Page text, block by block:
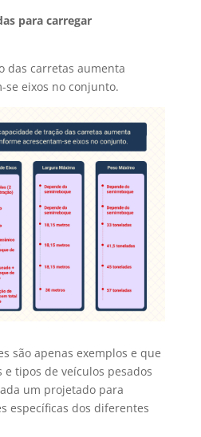
para carregar
das carretas aumenta
se eixos no conjunto.
são apenas exemplos e que
tipos de veículos pesados
um projetado para
específicas dos diferentes